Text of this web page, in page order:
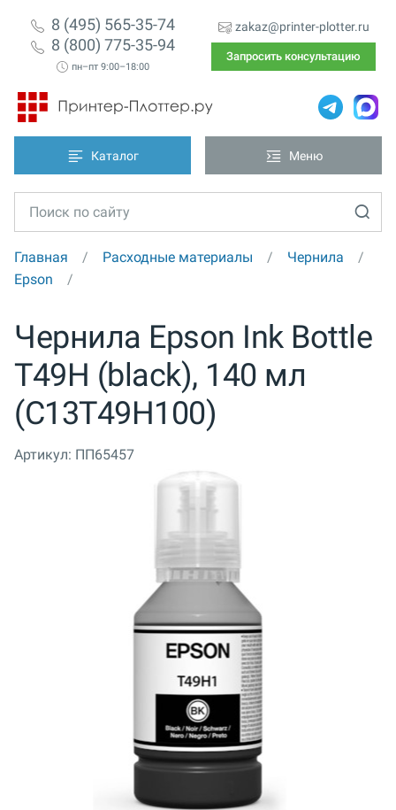
8 (495) 565-35-74
8 (800) 775-35-94
пн–пт 9:00–18:00
zakaz@printer-plotter.ru
Запросить консультацию
Каталог Меню
Главная Расходные материалы
Чернила
Epson
Чернила Epson Ink Bottle
T49H (black), 140 мл
(C13T49H100)
Артикул: ПП65457